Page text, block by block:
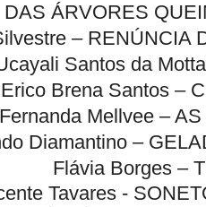
DAS ÁRVORES
– RENÚNCIA
Santos da
Erico Brena Santos –
Fernanda Mellvee –
Diamantino –
Flávia Borges –
Tavares -